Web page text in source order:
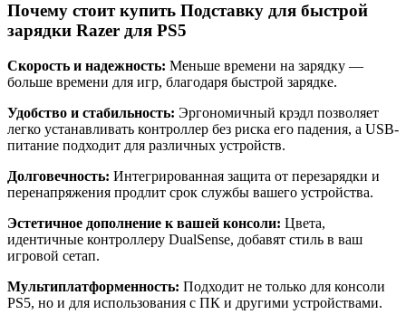
Почему стоит купить Подставку для быстрой
зарядки Razer для PS5
Скорость и надежность: Меньше времени на зарядку —
больше времени для игр, благодаря быстрой зарядке.
Удобство и стабильность: Эргономичный крэдл позволяет
легко устанавливать контроллер без риска его падения, а USB-
питание подходит для различных устройств.
Долговечность: Интегрированная защита от перезарядки и
перенапряжения продлит срок службы вашего устройства.
Эстетичное дополнение к вашей консоли: Цвета,
идентичные контроллеру DualSense, добавят стиль в ваш
игровой сетап.
Мультиплатформенность: Подходит не только для консоли
PS5, но и для использования с ПК и другими устройствами.